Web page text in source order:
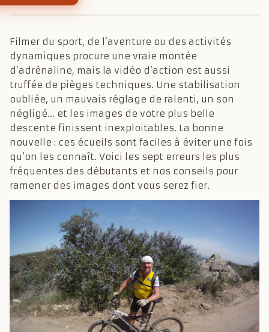
Filmer du sport, de l’aventure ou des activités
dynamiques procure une vraie montée
d’adrénaline, mais la vidéo d’action est aussi
truffée de pièges techniques. Une stabilisation
oubliée, un mauvais réglage de ralenti, un son
négligé… et les images de votre plus belle
descente finissent inexploitables. La bonne
nouvelle : ces écueils sont faciles à éviter une fois
qu’on les connaît. Voici les sept erreurs les plus
fréquentes des débutants et nos conseils pour
ramener des images dont vous serez fier.